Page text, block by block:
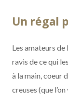
Un régal
Les amateurs
ravis de ce qui
à la main, coeur
creuses (que